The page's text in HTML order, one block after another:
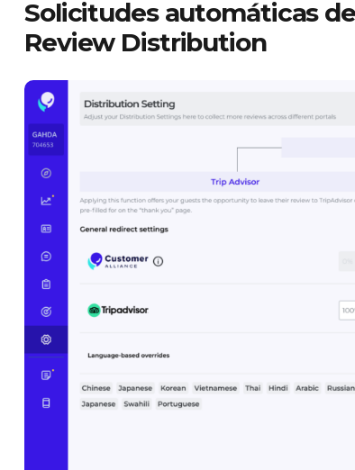
Solicitudes automáticas
Review Distribution